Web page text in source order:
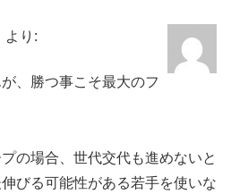
より:
、勝つ事こそ最大のフ
の場合、世代交代も進めないと
びる可能性がある若手を使いな